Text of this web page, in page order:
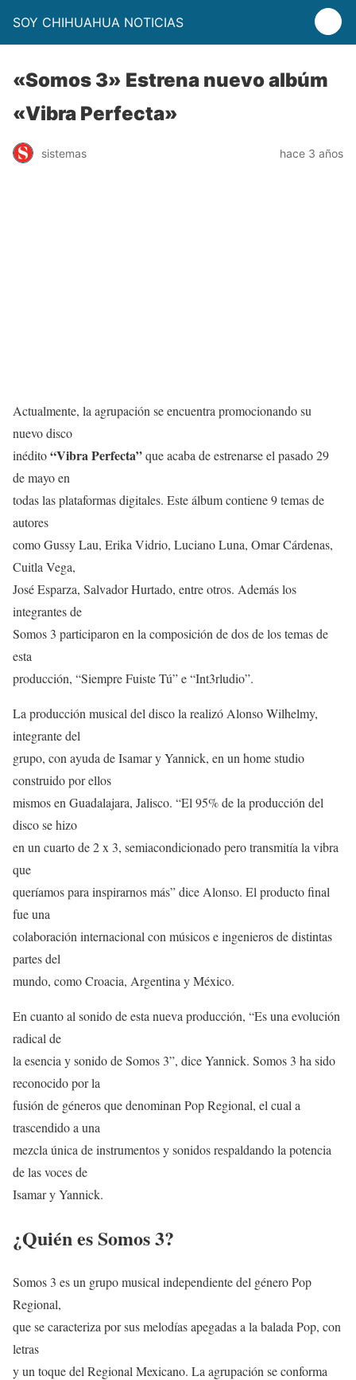
SOY CHIHUAHUA NOTICIAS
«Somos 3» Estrena nuevo albúm
«Vibra Perfecta»
sistemas hace 3 años
Actualmente, la agrupación se encuentra promocionando su
nuevo disco
inédito“Vibra Perfecta”que acaba de estrenarse el pasado 29
de mayo en
todas las plataformas digitales. Este álbum contiene 9 temas de
autores
como Gussy Lau, Erika Vidrio, Luciano Luna, Omar Cárdenas,
Cuitla Vega,
José Esparza, Salvador Hurtado, entre otros. Además los
integrantes de
Somos 3 participaron en la composición de dos de los temas de
esta
producción, “Siempre Fuiste Tú” e “Int3rludio”.
La producción musical del disco la realizó Alonso Wilhelmy,
integrante del
grupo, con ayuda de Isamar y Yannick, en un home studio
construido por ellos
mismos en Guadalajara, Jalisco. “El 95% de la producción del
disco se hizo
en un cuarto de 2 x 3, semiacondicionado pero transmitía la vibra
que
queríamos para inspirarnos más” dice Alonso. El producto final
fue una
colaboración internacional con músicos e ingenieros de distintas
partes del
mundo, como Croacia, Argentina y México.
En cuanto al sonido de esta nueva producción, “Es una evolución
radical de
la esencia y sonido de Somos 3”, dice Yannick. Somos 3 ha sido
reconocido por la
fusión de géneros que denominan Pop Regional, el cual a
trascendido a una
mezcla única de instrumentos y sonidos respaldando la potencia
de las voces de
Isamar y Yannick.
¿Quién es Somos 3?
Somos 3 es un grupo musical independiente del género Pop
Regional,
que se caracteriza por sus melodías apegadas a la balada Pop, con
letras
y un toque del Regional Mexicano. La agrupación se conforma